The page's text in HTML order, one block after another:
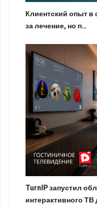
Клиентский опыт
за лечение, но п…
TurnIP запустил
интерактивного ТВ